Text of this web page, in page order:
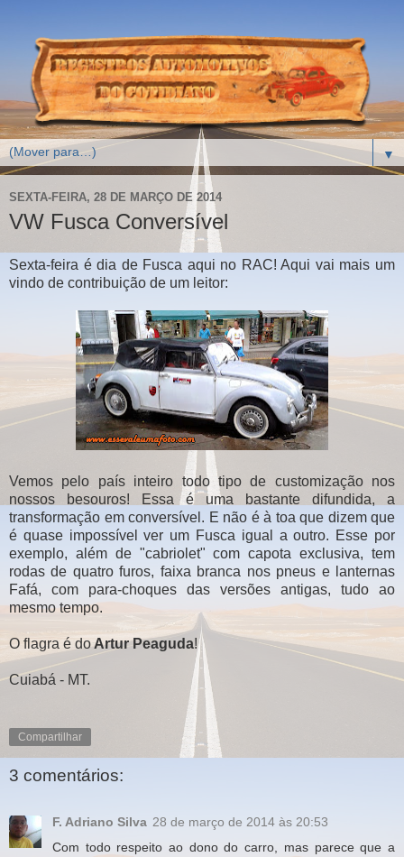
▼
SEXTA-FEIRA, 28 DE MARÇO DE 2014
VW Fusca Conversível
Sexta-feira é dia de Fusca aqui no RAC! Aqui vai mais um
vindo de contribuição de um leitor:
Vemos pelo país inteiro todo tipo de customização nos
nossos besouros! Essa é uma bastante difundida, a
transformação em conversível. E não é à toa que dizem que
é quase impossível ver um Fusca igual a outro. Esse por
exemplo, além de "cabriolet" com capota exclusiva, tem
rodas de quatro furos, faixa branca nos pneus e lanternas
Fafá, com para-choques das versões antigas, tudo ao
mesmo tempo.
O flagra é doArtur Peaguda!
Cuiabá - MT.
Compartilhar
3 comentários:
F. Adriano Silva 28 de março de 2014 às 20:53
Com todo respeito ao dono do carro, mas parece que a